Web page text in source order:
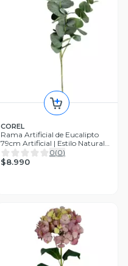
COREL
Rama Artificial de Eucalipto
79cm Artificial | Estilo Natural
para Interiores y Vitrinas
0(0)
$8.990